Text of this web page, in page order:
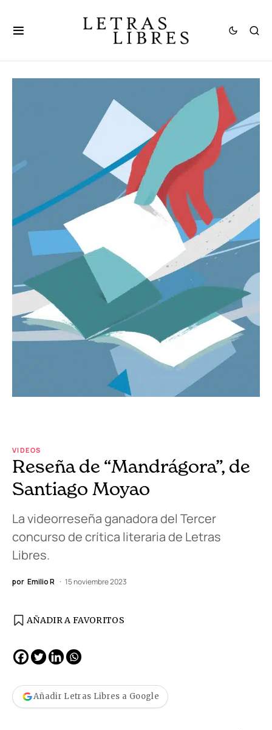
VIDEOS
Reseña de “Mandrágora”, de
Santiago Moyao
La videorreseña ganadora del Tercer
concurso de crítica literaria de Letras
Libres.
por Emilio R 15 noviembre 2023
AÑADIR A FAVORITOS
Añadir Letras Libres a Google